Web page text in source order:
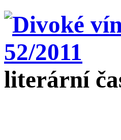
literární